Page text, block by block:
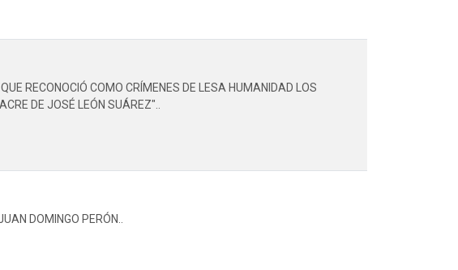
RECONOCIÓ COMO CRÍMENES DE LESA HUMANIDAD LOS
DE JOSÉ LEÓN SUÁREZ"..
DOMINGO PERÓN..